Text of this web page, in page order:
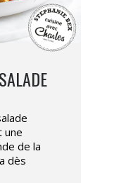
une
de la
dès